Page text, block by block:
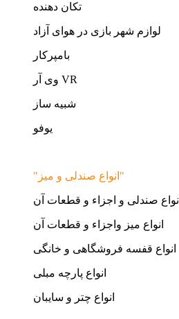
تکان دهنده
لوازم شهر بازی در هوای آزاد
بامپرکار
وی آر VR
شبیه ساز
یوفو
"انواع صندلی و میز"
انواع صندلی و اجزاء و قطعات آن
انواع میز واجزاء و قطعات آن
انواع قفسه فروشگاهی و خانگی
انواع پارچه مبلی
انواع چتر و سایبان